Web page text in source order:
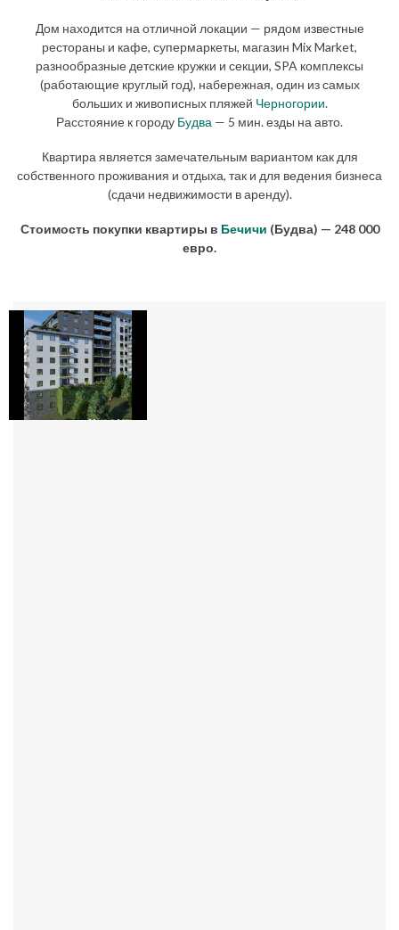
Дом находится на отличной локации — рядом известные
рестораны и кафе, супермаркеты, магазин Mix Market,
разнообразные детские кружки и секции, SPA комплексы
(работающие круглый год), набережная, один из самых
больших и живописных пляжей Черногории.
Расстояние к городу Будва — 5 мин. езды на авто.
Квартира является замечательным вариантом как для
собственного проживания и отдыха, так и для ведения бизнеса
(сдачи недвижимости в аренду).
Стоимость покупки квартиры в Бечичи (Будва) — 248 000
евро.